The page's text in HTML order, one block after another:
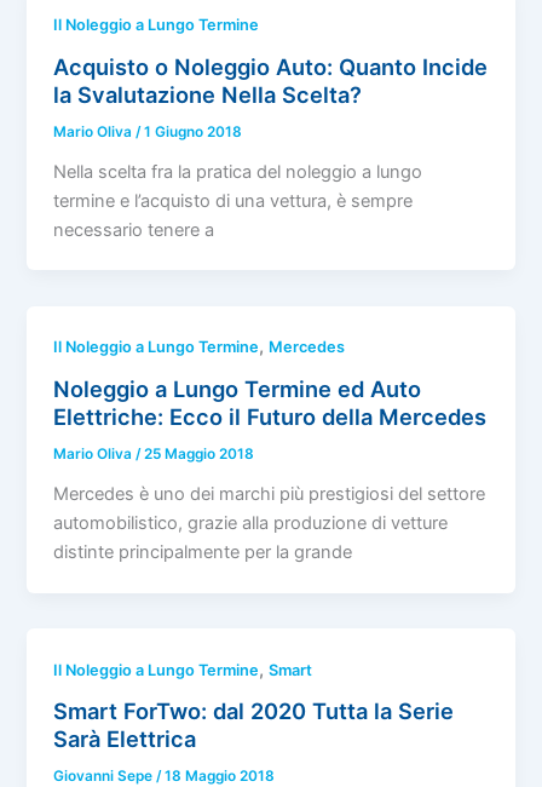
Il Noleggio a Lungo Termine
Acquisto o Noleggio Auto: Quanto Incide
la Svalutazione Nella Scelta?
Mario Oliva /1 Giugno 2018
Nella scelta fra la pratica del noleggio a lungo
termine e l’acquisto di una vettura, è sempre
necessario tenere a
Il Noleggio a Lungo Termine, Mercedes
Noleggio a Lungo Termine ed Auto
Elettriche: Ecco il Futuro della Mercedes
Mario Oliva/25 Maggio 2018
Mercedes è uno dei marchi più prestigiosi del settore
automobilistico, grazie alla produzione di vetture
distinte principalmente per la grande
Il Noleggio a Lungo Termine,Smart
Smart ForTwo: dal 2020 Tutta la Serie
Sarà Elettrica
Giovanni Sepe/18 Maggio 2018